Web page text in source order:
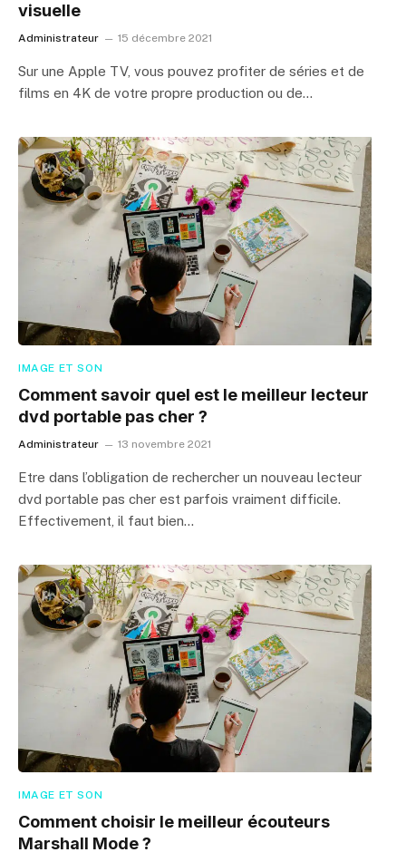
visuelle
Administrateur 15 décembre 2021
Sur une Apple TV, vous pouvez profiter de séries et de
films en 4K de votre propre production ou de…
IMAGE ET SON
Comment savoir quel est le meilleur lecteur
dvd portable pas cher ?
Administrateur 13 novembre 2021
Etre dans l’obligation de rechercher un nouveau lecteur
dvd portable pas cher est parfois vraiment difficile.
Effectivement, il faut bien…
IMAGE ET SON
Comment choisir le meilleur écouteurs
Marshall Mode ?